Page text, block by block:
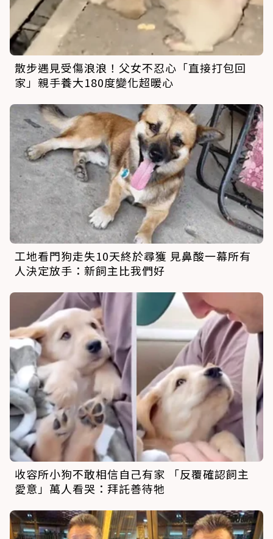
散步遇見受傷浪浪！父女不忍心「直接打包回
家」親手養大180度變化超暖心
工地看門狗走失10天終於尋獲 見鼻酸一幕所有
人決定放手：新飼主比我們好
收容所小狗不敢相信自己有家 「反覆確認飼主
愛意」萬人看哭：拜託善待牠